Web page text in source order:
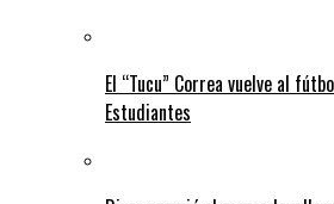
El “Tucu” Correa vuelve al
Estudiantes